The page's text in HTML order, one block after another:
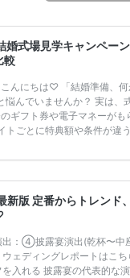
婚式場見学キャンペー
較
んにちは♡ 「結婚準備、
悩んでいませんか？ 実は、
ギフト券や電子マネーが
トごとに特典額や条件が違
特典ランキングを公開！ 比
補を絞れる「ウェディング
新版 定番からトレンド
出：④披露宴演出(乾杯〜中
ウェディングレポートはこ
を入れる 披露宴の代表的な